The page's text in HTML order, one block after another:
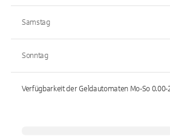
Samstag
Sonntag
Verfügbarkeit der Geldautomaten Mo-So 0.00-